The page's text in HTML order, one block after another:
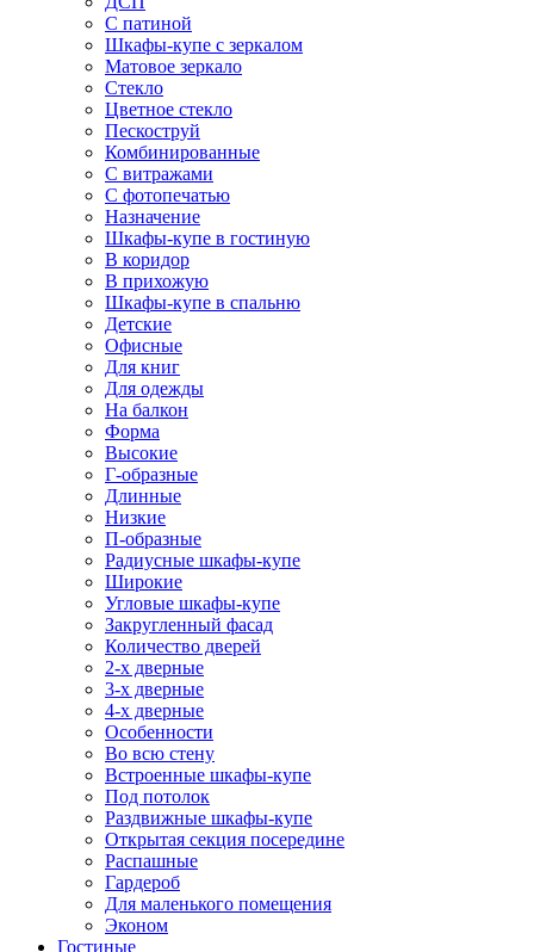
С патиной
Шкафы-купе с зеркалом
Матовое зеркало
Стекло
Цветное стекло
Пескоструй
Комбинированные
С витражами
С фотопечатью
Назначение
Шкафы-купе в гостиную
В коридор
В прихожую
Шкафы-купе в спальню
Детские
Офисные
Для книг
Для одежды
На балкон
Форма
Высокие
Г-образные
Длинные
Низкие
П-образные
Радиусные шкафы-купе
Широкие
Угловые шкафы-купе
Закругленный фасад
Количество дверей
2-х дверные
3-х дверные
4-х дверные
Особенности
Во всю стену
Встроенные шкафы-купе
Под потолок
Раздвижные шкафы-купе
Открытая секция посередине
Распашные
Гардероб
Для маленького помещения
Эконом
Гостиные